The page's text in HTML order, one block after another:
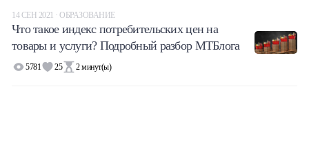
14 СЕН 2021 · ОБРАЗОВАНИЕ
Что такое индекс потребительских цен на
товары и услуги? Подробный разбор МТБлога
5781 25 2минут(ы)